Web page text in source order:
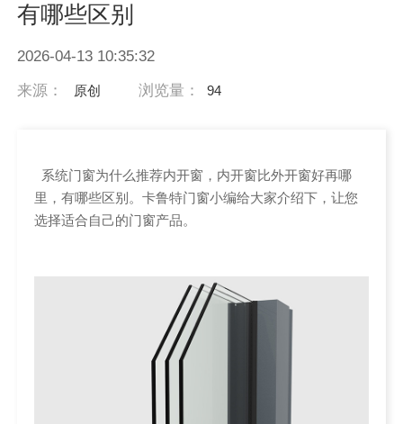
有哪些区别
2026-04-13 10:35:32
来源： 原创 浏览量： 94
系统门窗为什么推荐内开窗，内开窗比外开窗好再哪
里，有哪些区别。卡鲁特门窗小编给大家介绍下，让您
选择适合自己的门窗产品。